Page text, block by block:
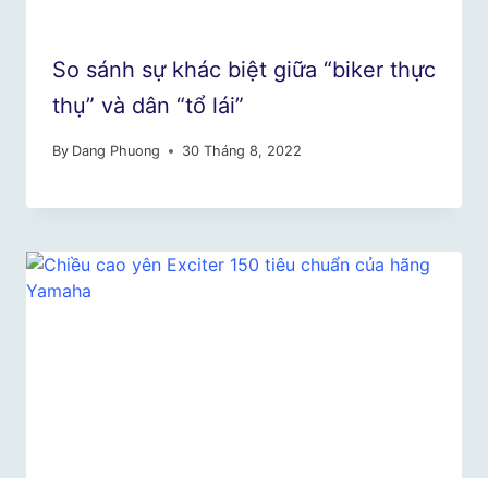
So sánh sự khác biệt giữa “biker thực
thụ” và dân “tổ lái”
By Dang Phuong 30 Tháng 8, 2022